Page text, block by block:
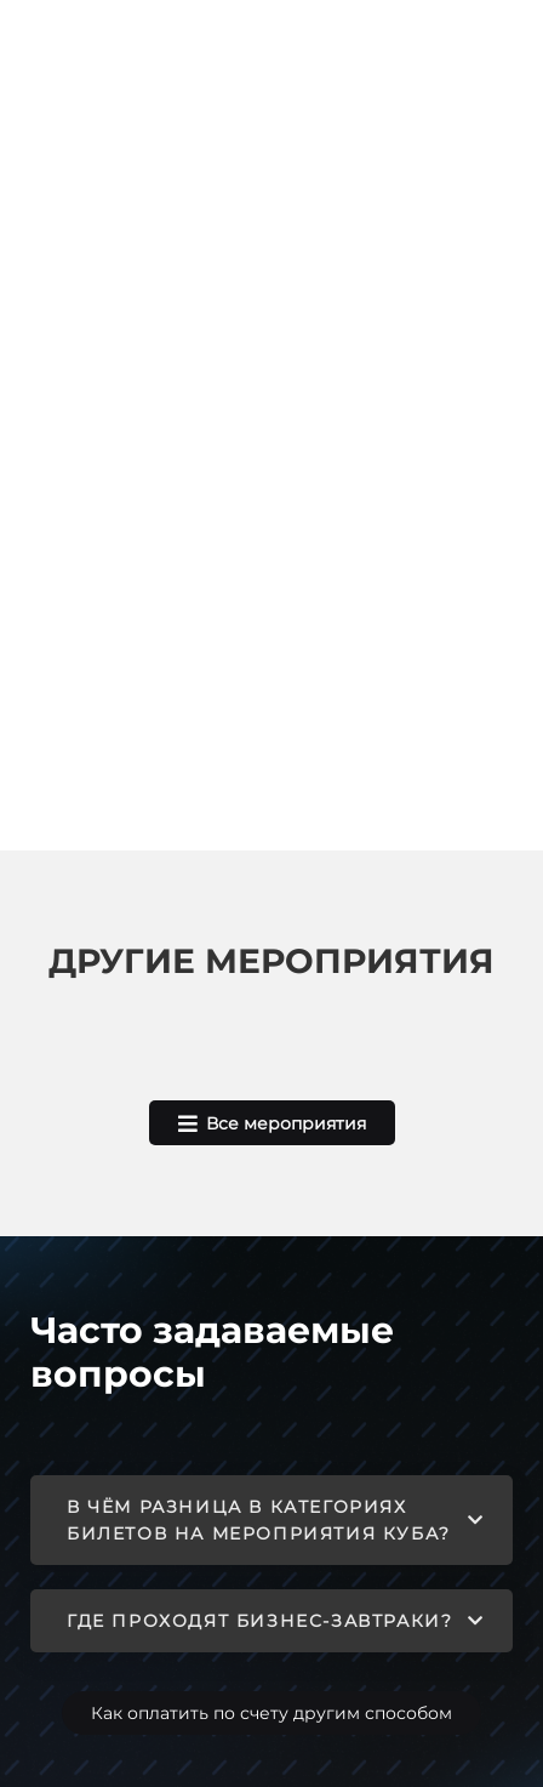
ДРУГИЕ МЕРОПРИЯТИЯ
Все мероприятия
Часто задаваемые
вопросы
В ЧЁМ РАЗНИЦА В КАТЕГОРИЯХ
БИЛЕТОВ НА МЕРОПРИЯТИЯ КУБА?
ГДЕ ПРОХОДЯТ БИЗНЕС-ЗАВТРАКИ?
Как оплатить по счету другим способом